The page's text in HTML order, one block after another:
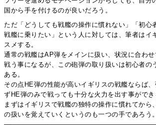
国から手を付けるのが良いだろう。
ただ「どうしても戦艦の操作に慣れない」「初心
戦艦に乗りたい」という人に対しては、筆者はイ
スメする。
通常の戦艦はAP弾をメインに扱い、状況に合わ
戦う事になるが、この砲弾の取り扱いは初心者の
ある。
その点HE弾の性能が高いイギリスの戦艦ならば
ずHE弾のみで戦っても十分な火力を出す事ができ
まずはイギリスで戦艦の独特の操作に慣れてから
の扱いを覚えていくというのも一つの手であろう。